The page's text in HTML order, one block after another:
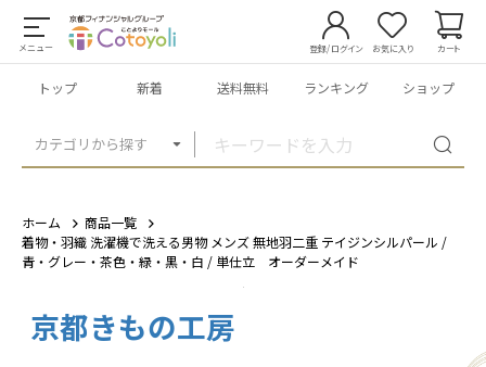
メニュー
カテゴリから探す
登録/ログイン お気に入り カート
トップ 新着 送料無料 ランキング ショップ
ホーム
商品一覧
着物・羽織 洗濯機で洗える男物 メンズ 無地羽二重 テイジンシルパール /
青・グレー・茶色・緑・黒・白 / 単仕立 オーダーメイド
京都きもの工房